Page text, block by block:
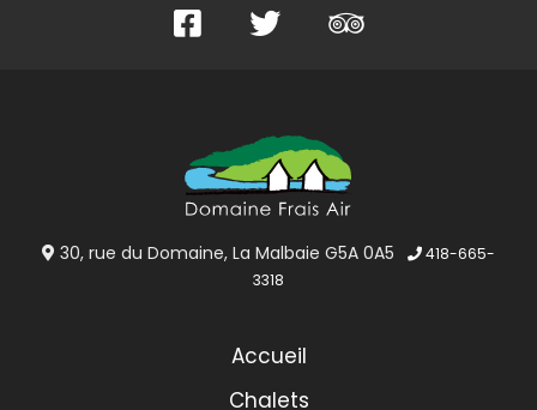
Facebook Twitter
30, rue du Domaine, La Malbaie G5A 0A5
418-665-
3318
Accueil
Chalets